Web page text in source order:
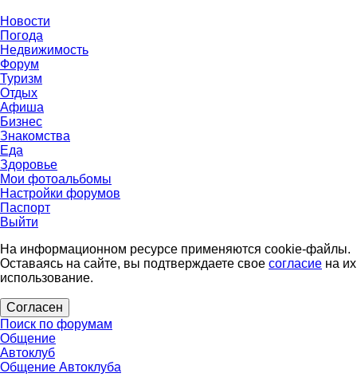
Новости
Погода
Недвижимость
Форум
Туризм
Отдых
Афиша
Бизнес
Знакомства
Еда
Здоровье
Мои фотоальбомы
Настройки форумов
Паспорт
Выйти
На информационном ресурсе применяются cookie-файлы.
Оставаясь на сайте, вы подтверждаете свое согласие на их
использование.
Согласен
Поиск по форумам
Общение
Автоклуб
Общение Автоклуба